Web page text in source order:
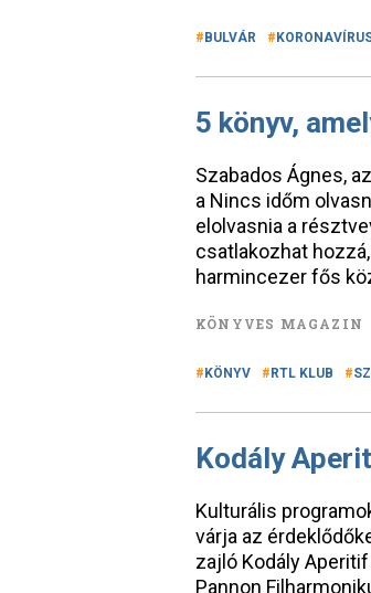
BULVÁR
5 könyv,
Szabados Ágnes,
a Nincs időm
elolvasnia a
csatlakozhat
harmincezer fős
KÖNYVES MAGAZIN
KÖNYV RTL KLUB
Kodály
Kulturális
várja az
zajló Kodály
Pannon